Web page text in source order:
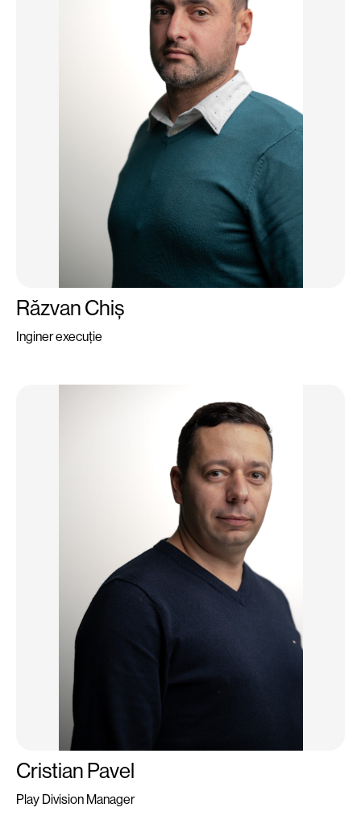
Răzvan Chiș
Inginer execuție
Cristian Pavel
Play Division Manager